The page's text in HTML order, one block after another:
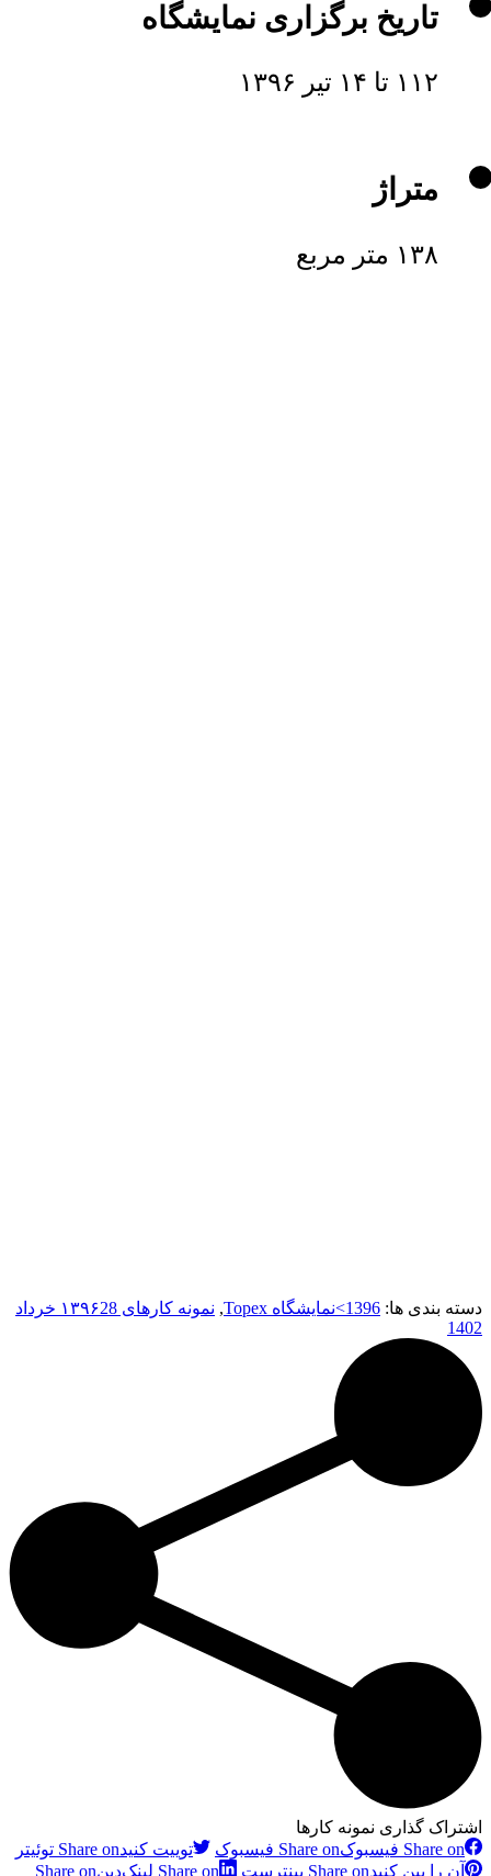
تاریخ برگزاری نمایشگاه
۱۱۲ تا ۱۴ تیر ۱۳۹۶
متراژ
۱۳۸ متر مربع
دسته بندی ها: 1396>نمایشگاه Topex , نمونه کارهای ۱۳۹۶
28 خرداد
1402
اشتراک گذاری نمونه کارها
Share on فیسبوک
Share on فیسبوک توییت کنیدShare on توئیتر
آن را پین کنیدShare on پینترست Share on لینک‌دین Share on